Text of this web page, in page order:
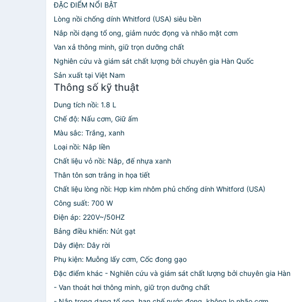
ĐẶC ĐIỂM NỔI BẬT
Lòng nồi chống dính Whitford (USA) siêu bền
Nắp nồi dạng tổ ong, giảm nước đọng và nhão mặt cơm
Van xả thông minh, giữ trọn dưỡng chất
Nghiên cứu và giám sát chất lượng bởi chuyên gia Hàn Quốc
Sản xuất tại Việt Nam
Thông số kỹ thuật
Dung tích nồi: 1.8 L
Chế độ: Nấu cơm, Giữ ấm
Màu sắc: Trắng, xanh
Loại nồi: Nắp liền
Chất liệu vỏ nồi: Nắp, đế nhựa xanh
Thân tôn sơn trắng in họa tiết
Chất liệu lòng nồi: Hợp kim nhôm phủ chống dính Whitford (USA)
Công suất: 700 W
Điện áp: 220V~/50HZ
Bảng điều khiển: Nút gạt
Dây điện: Dây rời
Phụ kiện: Muỗng lấy cơm, Cốc đong gạo
Đặc điểm khác - Nghiên cứu và giám sát chất lượng bởi chuyên gia
- Van thoát hơi thông minh, giữ trọn dưỡng chất